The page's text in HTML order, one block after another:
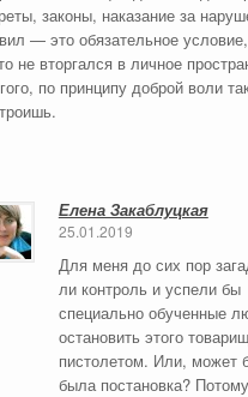
законы, наказание за
— это обязательное
не вторгался в личное
по принципу доброй воли
Елена Закаблуцкая
25.01.2019
Для меня до сих пор
ли контроль и успели бы
специально обученные
остановить этого
пистолетом. Или, может
была постановка?